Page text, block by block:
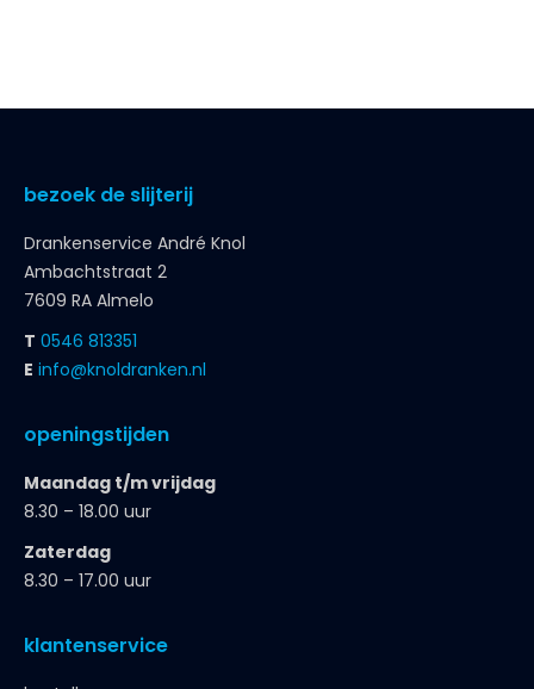
bezoek de slijterij
Drankenservice André Knol
Ambachtstraat 2
7609 RA Almelo
T 0546 813351
E info@knoldranken.nl
openingstijden
Maandag t/m vrijdag
8.30 – 18.00 uur
Zaterdag
8.30 – 17.00 uur
klantenservice